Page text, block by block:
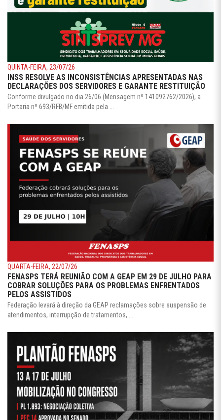
QUINTA-FEIRA, 23/07/26
INSS RESOLVE AS INCONSISTÊNCIAS APRESENTADAS NAS
DECLARAÇÕES DOS SERVIDORES E GARANTE RESTITUIÇÃO
Conforme divulgado no dia 26/06 (Mensagem nº 141092762/2026), a
Portaria nº 693/RFB/MF emitida pela ...
QUARTA-FEIRA, 22/07/26
FENASPS TERÁ REUNIÃO COM A GEAP EM 29 DE JULHO PARA
COBRAR SOLUÇÕES PARA OS PROBLEMAS ENFRENTADOS
PELOS ASSISTIDOS
Federação levará à direção da GEAP reclamações sobre suspensão de
atendimentos, interrupção de tratamentos, ...